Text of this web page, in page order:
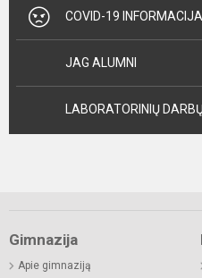
COVID-19 INFORMACIJA
JAG ALUMNI
LABORATORINIŲ
Gimnazija
Apie gimnaziją